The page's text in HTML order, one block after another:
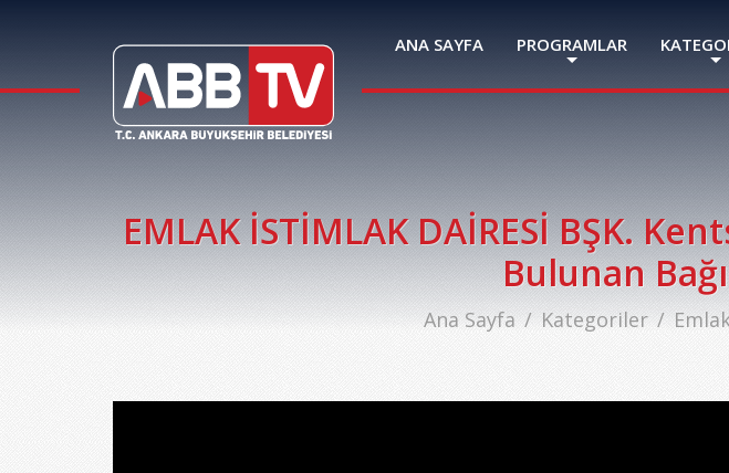
ANA SAYFA PROGRAMLAR
EMLAK İSTİMLAK DAİRESİ BŞK.
Bulunan
Ana Sayfa Kategoriler